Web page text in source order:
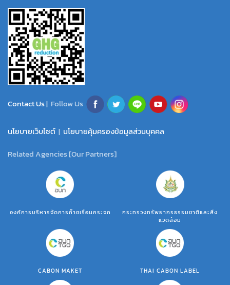
Contact Us| Follow Us
นโยบายเว็บไซต์ | นโยบายคุ้มครองข้อมูลส่วนบุคคล
Related Agencies [Our Partners]
องค์การบริหารจัดการก๊าซเรือนกระจก
กระทรวงทรัพยากรธรรมชาติและสิ่ง
แวดล้อม
CABON MAKET THAI CABON LABEL